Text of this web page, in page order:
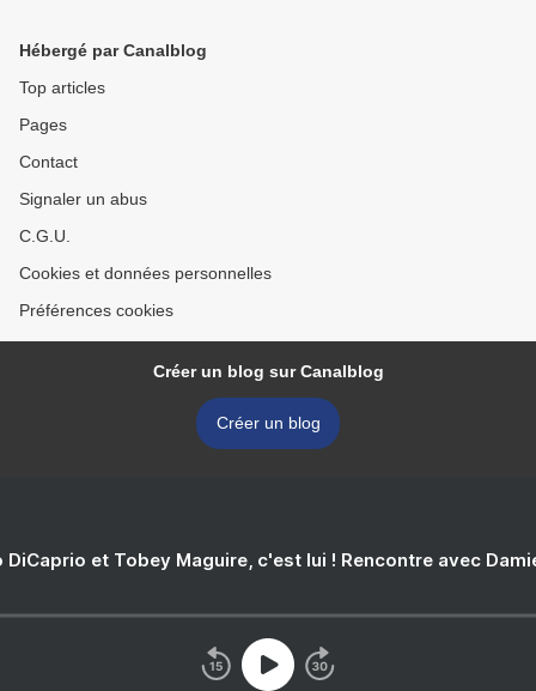
Hébergé par Canalblog
Top articles
Pages
Contact
Signaler un abus
C.G.U.
Cookies et données personnelles
Préférences cookies
Créer un blog sur Canalblog
Créer un blog
DiCaprio et Tobey Maguire, c'est lui ! Rencontre avec